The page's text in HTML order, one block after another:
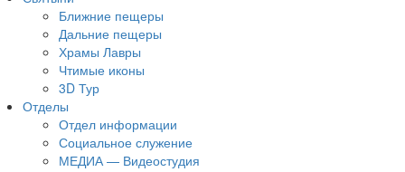
Ближние пещеры
Дальние пещеры
Храмы Лавры
Чтимые иконы
3D Тур
Отделы
Отдел информации
Социальное служение
МЕДИА — Видеостудия